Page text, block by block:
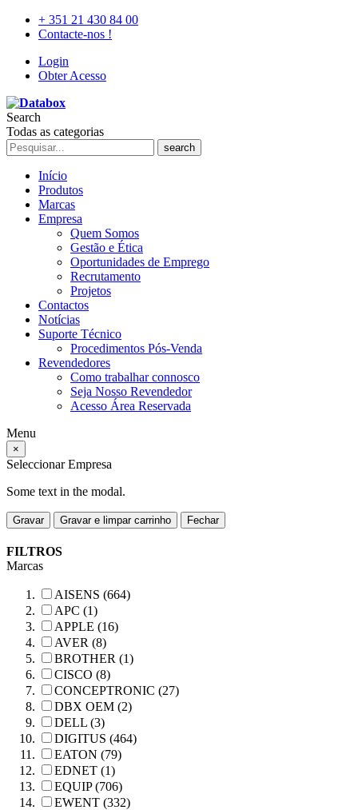
+ 351 21 430 84 00
Contacte-nos !
Login
Obter Acesso
Search
Todas as categorias
search
Início
Produtos
Marcas
Empresa
Quem Somos
Gestão e Ética
Oportunidades de Emprego
Recrutamento
Projetos
Contactos
Notícias
Suporte Técnico
Procedimentos Pós-Venda
Revendedores
Como trabalhar connosco
Seja Nosso Revendedor
Acesso Área Reservada
Menu
×
Seleccionar Empresa
Some text in the modal.
Gravar Gravar e limpar carrinho Fechar
FILTROS
Marcas
AISENS (664)
APC (1)
APPLE (16)
AVER (8)
BROTHER (1)
CISCO (8)
CONCEPTRONIC (27)
DBX OEM (2)
DELL (3)
DIGITUS (464)
EATON (79)
EDNET (1)
EQUIP (706)
EWENT (332)